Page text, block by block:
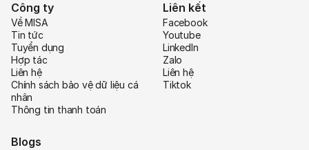
Công ty
Về MISA
Tin tức
Tuyển dụng
Hợp tác
Liên hệ
Chính sách bảo vệ dữ liệu cá
nhân
Thông tin thanh toán
Liên kết
Facebook
Youtube
LinkedIn
Zalo
Liên hệ
Tiktok
Blogs